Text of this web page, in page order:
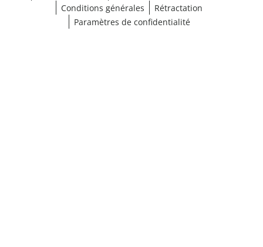
Conditions générales
Rétractation
Paramètres de confidentialité